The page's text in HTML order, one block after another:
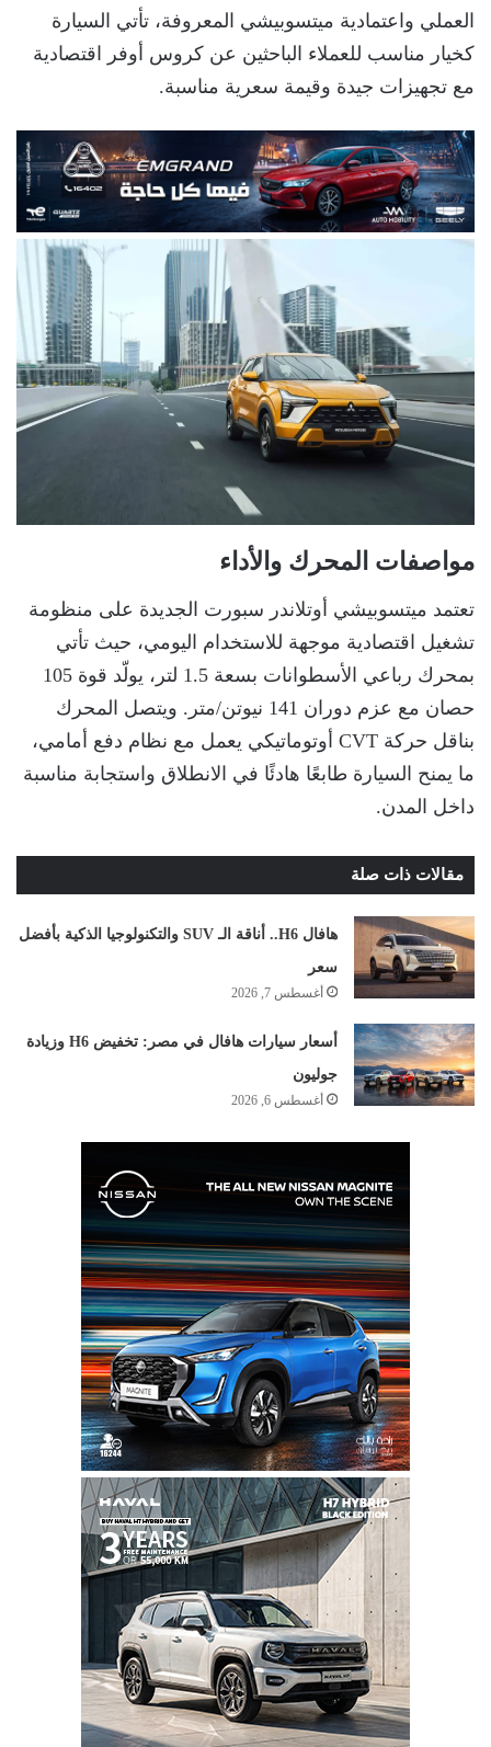
العملي واعتمادية ميتسوبيشي المعروفة، تأتي السيارة
كخيار مناسب للعملاء الباحثين عن كروس أوفر اقتصادية
مع تجهيزات جيدة وقيمة سعرية مناسبة.
مواصفات المحرك والأداء
تعتمد ميتسوبيشي أوتلاندر سبورت الجديدة على منظومة
تشغيل اقتصادية موجهة للاستخدام اليومي، حيث تأتي
بمحرك رباعي الأسطوانات بسعة 1.5 لتر، يولّد قوة 105
حصان مع عزم دوران 141 نيوتن/متر. ويتصل المحرك
بناقل حركة CVT أوتوماتيكي يعمل مع نظام دفع أمامي،
ما يمنح السيارة طابعًا هادئًا في الانطلاق واستجابة مناسبة
داخل المدن.
مقالات ذات صلة
هافال H6.. أناقة الـ SUV والتكنولوجيا الذكية بأفضل
سعر
أغسطس 7, 2026
أسعار سيارات هافال في مصر: تخفيض H6 وزيادة
جوليون
أغسطس 6, 2026